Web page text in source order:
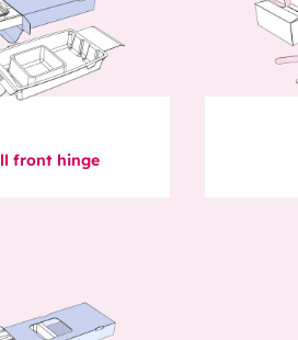
front hinge